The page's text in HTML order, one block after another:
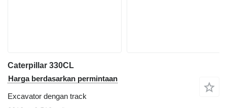
Caterpillar 330CL
Harga berdasarkan permintaan
Excavator dengan track